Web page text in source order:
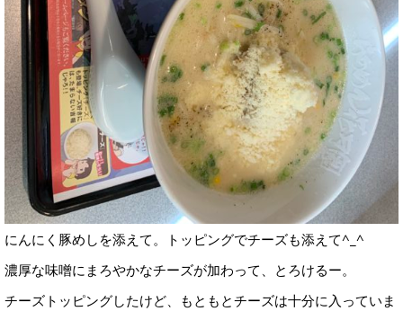
にんにく豚めしを添えて。トッピングでチーズも添えて^_^
濃厚な味噌にまろやかなチーズが加わって、とろけるー。
チーズトッピングしたけど、もともとチーズは十分に入っていま